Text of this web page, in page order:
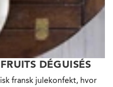
DÉGUISÉS
fransk julekonfekt, hvor